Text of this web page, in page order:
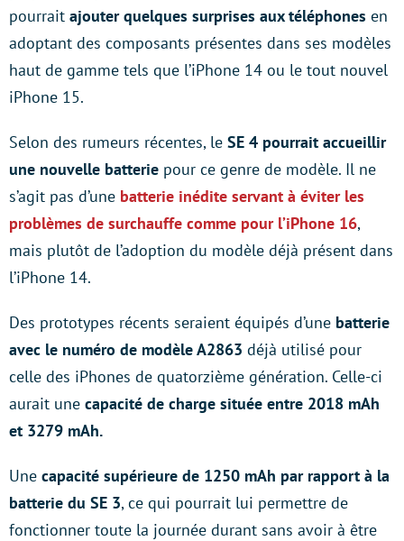
pourrait ajouter quelques surprises aux téléphones en
adoptant des composants présentes dans ses modèles
haut de gamme tels que l’iPhone 14 ou le tout nouvel
iPhone 15.
Selon des rumeurs récentes, le SE 4 pourrait accueillir
une nouvelle batterie pour ce genre de modèle. Il ne
s’agit pas d’une batterie inédite servant à éviter les
problèmes de surchauffe comme pour l’iPhone 16,
mais plutôt de l’adoption du modèle déjà présent dans
l’iPhone 14.
Des prototypes récents seraient équipés d’une batterie
avec le numéro de modèle A2863 déjà utilisé pour
celle des iPhones de quatorzième génération. Celle-ci
aurait une capacité de charge située entre 2018 mAh
et 3279 mAh.
Une capacité supérieure de 1250 mAh par rapport à la
batterie du SE 3, ce qui pourrait lui permettre de
fonctionner toute la journée durant sans avoir à être